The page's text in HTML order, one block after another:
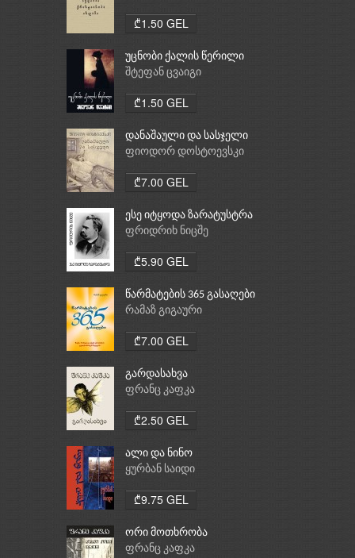
₾1.50 GEL
უცნობი ქალის წერილი
შტეფან ცვაიგი
₾1.50 GEL
დანაშაული და სასჯელი
ფიოდორ დოსტოევსკი
₾7.00 GEL
ესე იტყოდა ზარატუსტრა
ფრიდრიხ ნიცშე
₾5.90 GEL
წარმატების 365 გასაღები
რამაზ გიგაური
₾7.00 GEL
გარდასახვა
ფრანც კაფკა
₾2.50 GEL
ალი და ნინო
ყურბან საიდი
₾9.75 GEL
ორი მოთხრობა
ფრანც კაფკა